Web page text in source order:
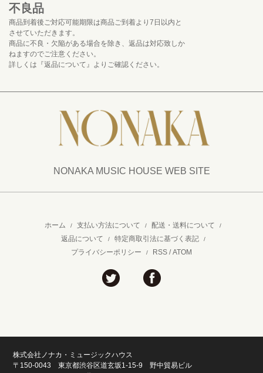
不良品
商品到着後ご対応可能期限は商品ご到着より7日以内と
させていただきます。
商品に不良・欠陥がある場合を除き、返品は対応致しか
ねますのでご注意ください。
詳しくは『返品について』よりご確認ください。
NONAKA MUSIC HOUSE WEB SITE
ホーム / 支払い方法について / 配送・送料について /
返品について / 特定商取引法に基づく表記 /
プライバシーポリシー / RSS /ATOM
株式会社ノナカ・ミュージックハウス
〒150-0043 東京都渋谷区道玄坂1-15-9 野中貿易ビル